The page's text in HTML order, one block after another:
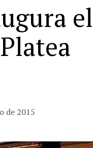
el
de 2015